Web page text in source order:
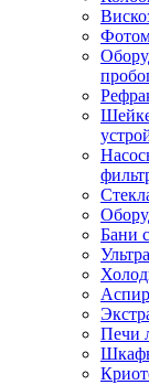
Бани
Печи